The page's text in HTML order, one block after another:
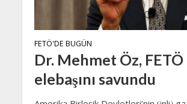
FETÖ'DE BUGÜN
Dr. Mehmet Öz, FETÖ
elebaşını savundu